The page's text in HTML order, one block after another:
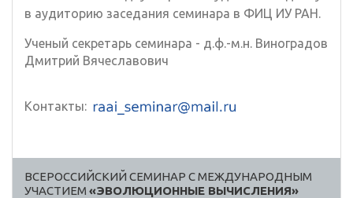
в аудиторию заседания семинара в ФИЦ ИУ РАН.
Ученый секретарь семинара - д.ф.-м.н. Виноградов
Дмитрий Вячеславович
Контакты:
ВСЕРОССИЙСКИЙ СЕМИНАР С МЕЖДУНАРОДНЫМ
УЧАСТИЕМ «ЭВОЛЮЦИОННЫЕ ВЫЧИСЛЕНИЯ»